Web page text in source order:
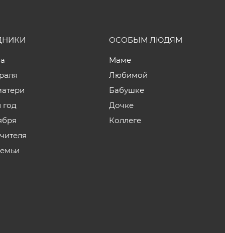
ОСОБЫМ ЛЮДЯМ
Маме
Любимой
Бабушке
Дочке
Коллеге